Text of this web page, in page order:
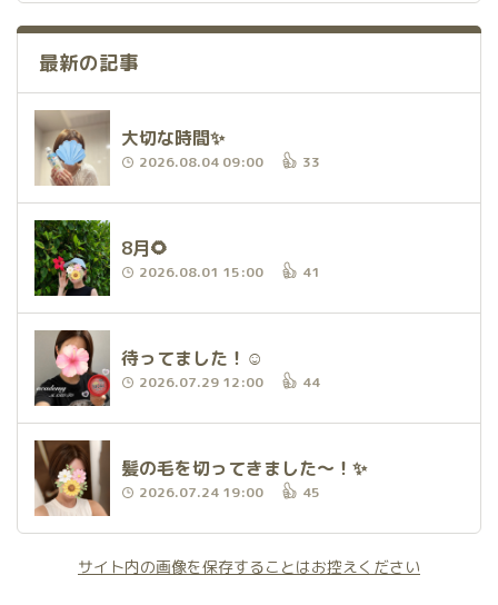
最新の記事
大切な時間✨
2026.08.04 09:00 33
8月🌻
2026.08.01 15:00 41
待ってました！☺️
2026.07.29 12:00 44
髪の毛を切ってきました〜！✨
2026.07.24 19:00 45
サイト内の画像を保存することはお控えください